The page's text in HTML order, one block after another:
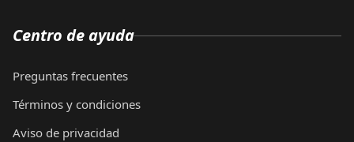
Centro de ayuda
Preguntas frecuentes
Términos y condiciones
Aviso de privacidad